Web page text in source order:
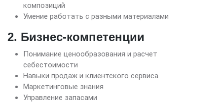
композиций
Умение работать с разными материалами
2. Бизнес-компетенции
Понимание ценообразования и расчет
себестоимости
Навыки продаж и клиентского сервиса
Маркетинговые знания
Управление запасами